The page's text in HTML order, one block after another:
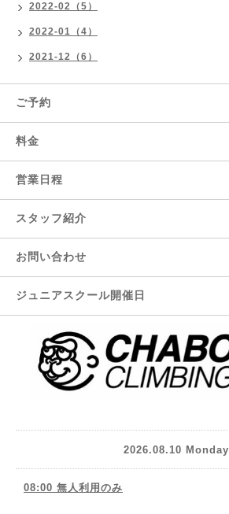
2022-02（5）
2022-01（4）
2021-12（6）
ご予約
料金
営業日程
スタッフ紹介
お問い合わせ
ジュニアスクール開催日
2026.08.10 Monday
08:00 無人利用のみ